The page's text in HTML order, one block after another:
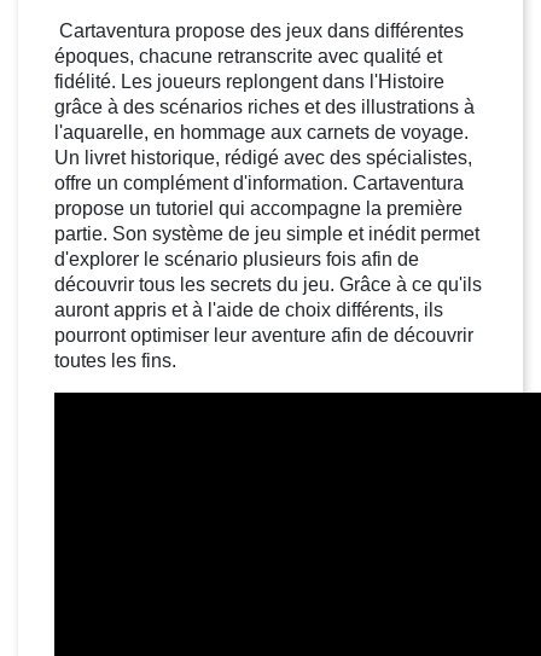
Cartaventura propose des jeux dans différentes
époques, chacune retranscrite avec qualité et
fidélité. Les joueurs replongent dans l'Histoire
grâce à des scénarios riches et des illustrations à
l'aquarelle, en hommage aux carnets de voyage.
Un livret historique, rédigé avec des spécialistes,
offre un complément d'information. Cartaventura
propose un tutoriel qui accompagne la première
partie. Son système de jeu simple et inédit permet
d'explorer le scénario plusieurs fois afin de
découvrir tous les secrets du jeu. Grâce à ce qu'ils
auront appris et à l'aide de choix différents, ils
pourront optimiser leur aventure afin de découvrir
toutes les fins.